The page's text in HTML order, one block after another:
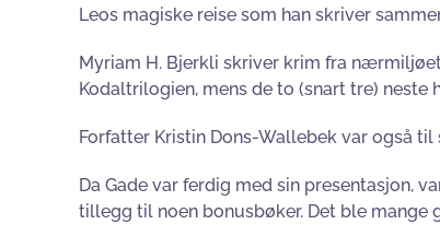
Leos magiske reise som han skriver
Myriam H. Bjerkli skriver krim fra
Kodaltrilogien, mens de to (snart tre) neste
Forfatter Kristin Dons-Wallebek var også
Da Gade var ferdig med sin presentasjon,
tillegg til noen bonusbøker. Det ble mange